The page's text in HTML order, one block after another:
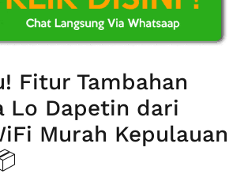
Fitur Tambahan
Lo Dapetin dari
Murah Kepulauan